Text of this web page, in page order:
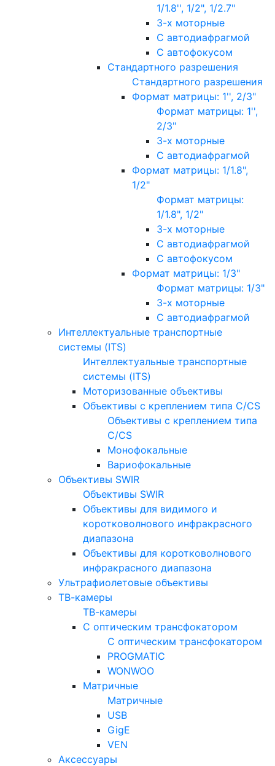
1/1.8'', 1/2", 1/2.7"
3-х моторные
С автодиафрагмой
С автофокусом
Стандартного разрешения
Стандартного разрешения
Формат матрицы: 1'', 2/3"
Формат матрицы: 1'',
2/3"
3-х моторные
С автодиафрагмой
Формат матрицы: 1/1.8",
1/2"
Формат матрицы:
1/1.8", 1/2"
3-х моторные
С автодиафрагмой
С автофокусом
Формат матрицы: 1/3"
Формат матрицы: 1/3"
3-х моторные
С автодиафрагмой
Интеллектуальные транспортные
системы (ITS)
Интеллектуальные транспортные
системы (ITS)
Моторизованные объективы
Объективы с креплением типа C/CS
Объективы с креплением типа
C/CS
Монофокальные
Вариофокальные
Объективы SWIR
Объективы SWIR
Объективы для видимого и
коротковолнового инфракрасного
диапазона
Объективы для коротковолнового
инфракрасного диапазона
Ультрафиолетовые объективы
ТВ-камеры
ТВ-камеры
С оптическим трансфокатором
С оптическим трансфокатором
PROGMATIC
WONWOO
Матричные
Матричные
USB
GigE
VEN
Аксессуары